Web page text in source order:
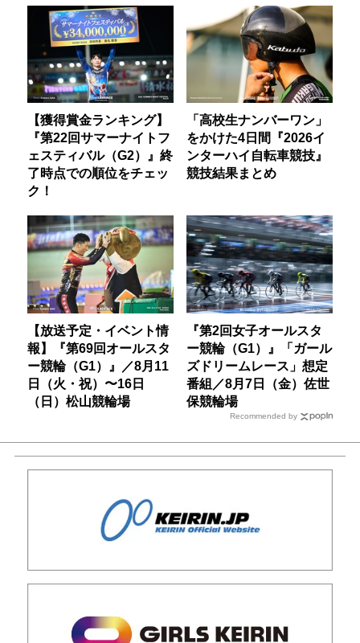
【獲得賞金ランキング】
『第22回サマーナイトフ
ェスティバル（G2）』終
了時点での順位をチェッ
ク！
「高校生ナンバーワン」
をかけた4日間『2026イ
ンターハイ自転車競技』
競技結果まとめ
【放送予定・イベント情
報】『第69回オールスタ
ー競輪（G1）』／8月11
日（火・祝）〜16日
（日）松山競輪場
『第2回女子オールスタ
ー競輪（G1）』「ガール
ズドリームレース」想定
番組／8月7日（金）佐世
保競輪場
Recommended by